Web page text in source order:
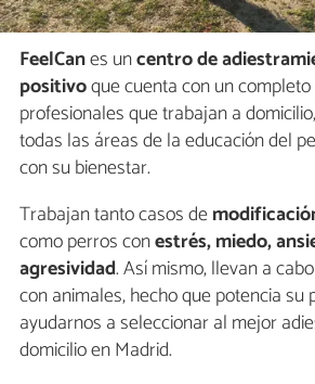
FeelCanes uncentro de
positivoque cuenta con un
profesionales que trabajan a
todas las áreas de la educación del
con su bienestar.
Trabajan tanto casos de
como perros conestrés, miedo,
agresividad. Así mismo, llevan a
con animales, hecho que potencia su
ayudarnos a seleccionar al mejor
domicilio en Madrid.